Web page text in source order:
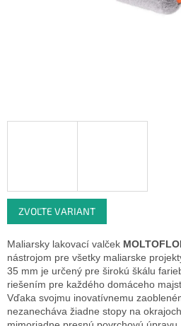
ZVOĽTE VARIANT
Maliarsky lakovací valček
nástrojom pre všetky maliarske
35 mm je určený pre širokú škálu
riešením pre každého domáceho
Vďaka svojmu inovatívnemu
nezanecháva žiadne stopy na